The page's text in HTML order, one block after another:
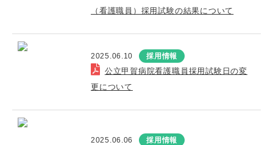
（看護職員）採用試験の結果について
2025.06.10 採用情報
公立甲賀病院看護職員採用試験日の変
更について
2025.06.06 採用情報